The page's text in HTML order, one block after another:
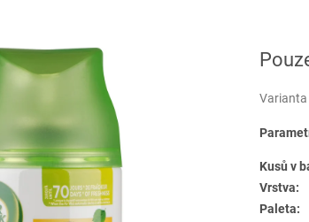
Varianta
Kusů v
Vrstva:
Paleta: